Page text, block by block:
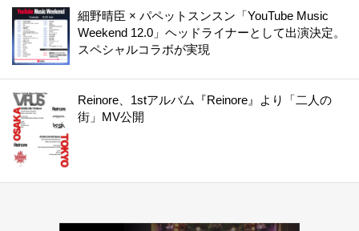
細野晴臣 × パペットスンスン「YouTube Music
Weekend 12.0」ヘッドライナーとして出演決定。
スペシャルコラボが実現
Reinore、1stアルバム『Reinore』より「二人の
街」MV公開